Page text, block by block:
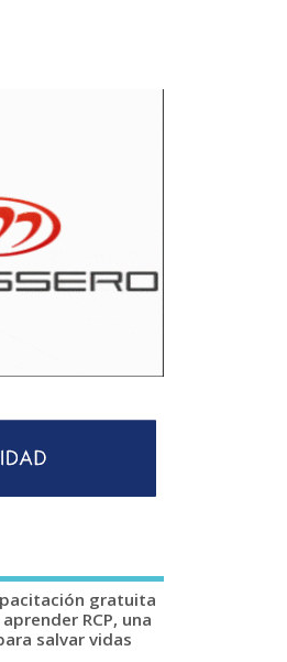
gratuita
RCP, una
salvar vidas